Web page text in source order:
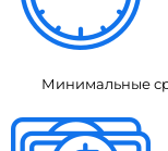
Минимальные